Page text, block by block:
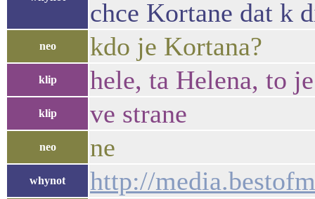
chce Kortane dat k
neo kdo je Kortana?
klip hele, ta Helena, to
klip ve strane
neo ne
whynot http://